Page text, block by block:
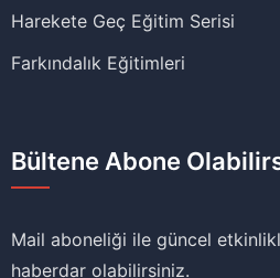
Harekete Geç Eğitim Serisi
Farkındalık Eğitimleri
Bültene Abone
Mail aboneliği ile güncel
haberdar olabilirsiniz.